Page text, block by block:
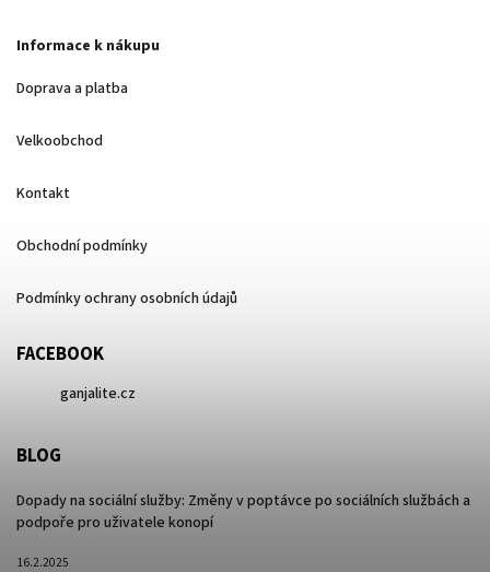
Informace k nákupu
Doprava a platba
Velkoobchod
Kontakt
Obchodní podmínky
Podmínky ochrany osobních údajů
FACEBOOK
ganjalite.cz
BLOG
Dopady na sociální služby: Změny v poptávce po sociálních službách a
podpoře pro uživatele konopí
16.2.2025